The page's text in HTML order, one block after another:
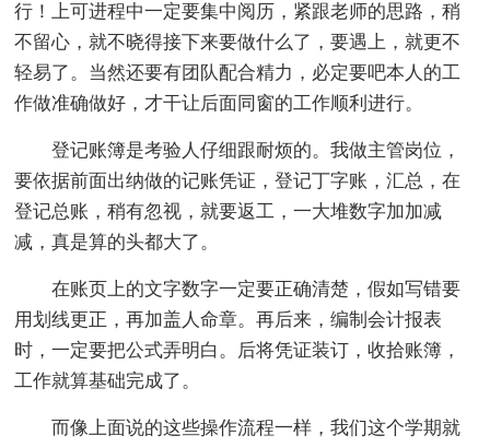
行！上可进程中一定要集中阅历，紧跟老师的思路，稍
不留心，就不晓得接下来要做什么了，要遇上，就更不
轻易了。当然还要有团队配合精力，必定要吧本人的工
作做准确做好，才干让后面同窗的工作顺利进行。
登记账簿是考验人仔细跟耐烦的。我做主管岗位，
要依据前面出纳做的记账凭证，登记丁字账，汇总，在
登记总账，稍有忽视，就要返工，一大堆数字加加减
减，真是算的头都大了。
在账页上的文字数字一定要正确清楚，假如写错要
用划线更正，再加盖人命章。再后来，编制会计报表
时，一定要把公式弄明白。后将凭证装订，收拾账簿，
工作就算基础完成了。
而像上面说的这些操作流程一样，我们这个学期就